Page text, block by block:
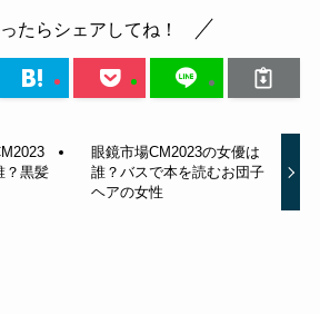
たらシェアしてね！
？黒髪
眼鏡市場CM2023の女優は
誰？バスで本を読むお団子
ヘアの女性